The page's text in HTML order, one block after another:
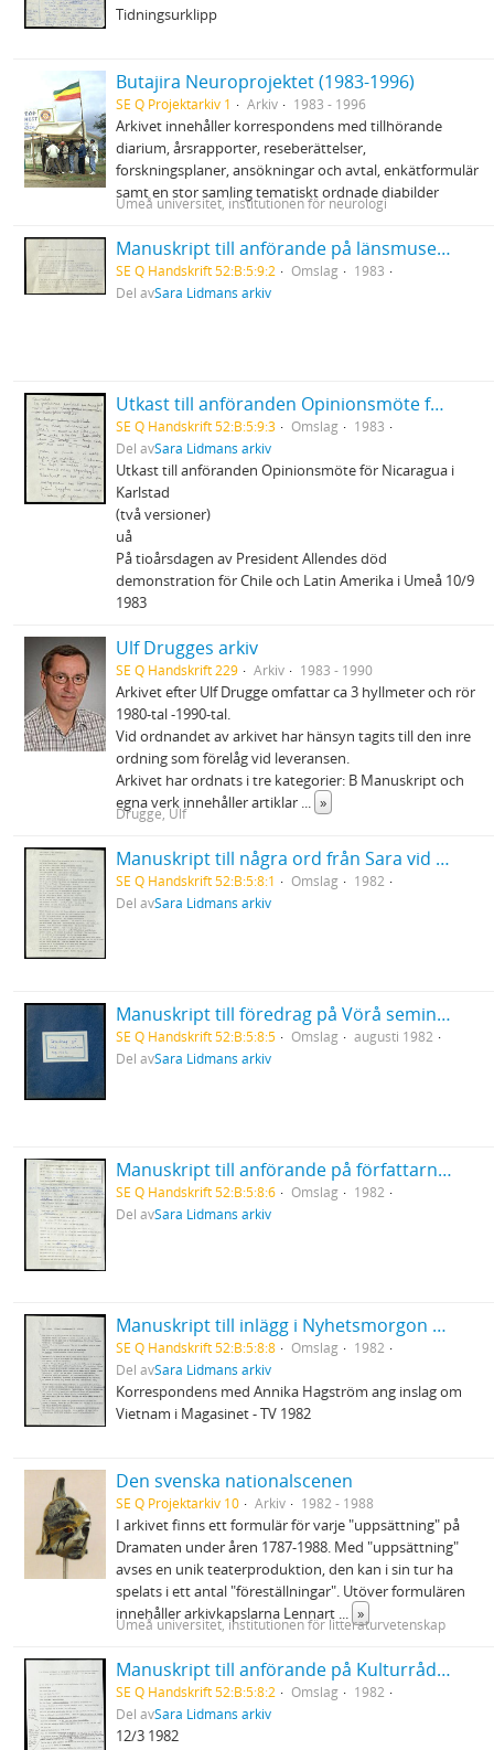
Tidningsurklipp
Butajira Neuroprojektet (1983-1996)
SE Q Projektarkiv 1 Arkiv 1983 - 1996
Arkivet innehåller korrespondens med tillhörande
diarium, årsrapporter, reseberättelser,
forskningsplaner, ansökningar och avtal, enkätformulär
samt en stor samling tematiskt ordnade diabilder
Umeå universitet, institutionen för neurologi
Manuskript till anförande på länsmuseet i Umeå vid invigningen av Sinnenas skog 12/6 1983
SE Q Handskrift 52:B:5:9:2 Omslag
1983
Del avSara Lidmans arkiv
Utkast till anföranden Opinionsmöte för Nicaragua i Karlstad m.m.
SE Q Handskrift 52:B:5:9:3 Omslag
1983
Del avSara Lidmans arkiv
Utkast till anföranden Opinionsmöte för Nicaragua i
Karlstad
(två versioner)
uå
På tioårsdagen av President Allendes död
demonstration för Chile och Latin Amerika i Umeå 10/9
1983
Ulf Drugges arkiv
SE Q Handskrift 229 Arkiv 1983 - 1990
Arkivet efter Ulf Drugge omfattar ca 3 hyllmeter och rör
1980-tal -1990-tal.
Vid ordnandet av arkivet har hänsyn tagits till den inre
ordning som förelåg vid leveransen.
Arkivet har ordnats i tre kategorier: B Manuskript och
egna verk innehåller artiklar ... »
Drugge, Ulf
Manuskript till några ord från Sara vid Birgit Ståhl-Nybergs jordfästning
SE Q Handskrift 52:B:5:8:1 Omslag
1982
Del avSara Lidmans arkiv
Manuskript till föredrag på Vörå seminarium
SE Q Handskrift 52:B:5:8:5 Omslag
augusti 1982
Del avSara Lidmans arkiv
Manuskript till anförande på författarnas attack i Luleå och Skellefteå 27-28/10 1982
SE Q Handskrift 52:B:5:8:6 Omslag
1982
Del avSara Lidmans arkiv
Manuskript till inlägg i Nyhetsmorgon P1 8/12 1982
SE Q Handskrift 52:B:5:8:8 Omslag
1982
Del avSara Lidmans arkiv
Korrespondens med Annika Hagström ang inslag om
Vietnam i Magasinet - TV 1982
Den svenska nationalscenen
SE Q Projektarkiv 10 Arkiv 1982 - 1988
I arkivet finns ett formulär för varje "uppsättning" på
Dramaten under åren 1787-1988. Med "uppsättning"
avses en unik teaterproduktion, den kan i sin tur ha
spelats i ett antal "föreställningar". Utöver formulären
innehåller arkivkapslarna Lennart ... »
Umeå universitet, institutionen för litteraturvetenskap
Manuskript till anförande på Kulturrådets och skolöverstyrelsens konferens om svenskämnets ställning i skolan
SE Q Handskrift 52:B:5:8:2 Omslag
1982
Del avSara Lidmans arkiv
12/3 1982